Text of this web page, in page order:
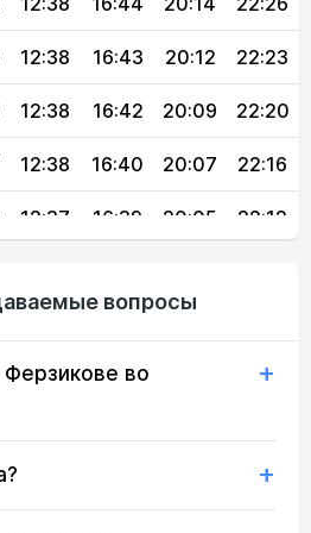
12:38 16:43 20:12 22:23
12:38 16:42 20:09 22:20
12:38 16:40 20:07 22:16
12:37 16:39 20:05 22:12
12:37 16:36 22:02
21:55
вопросы
во